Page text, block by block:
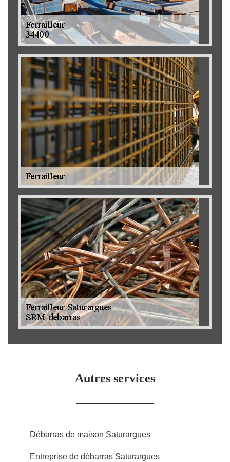
Autres services
Débarras de maison Saturargues
Entreprise de débarras Saturargues